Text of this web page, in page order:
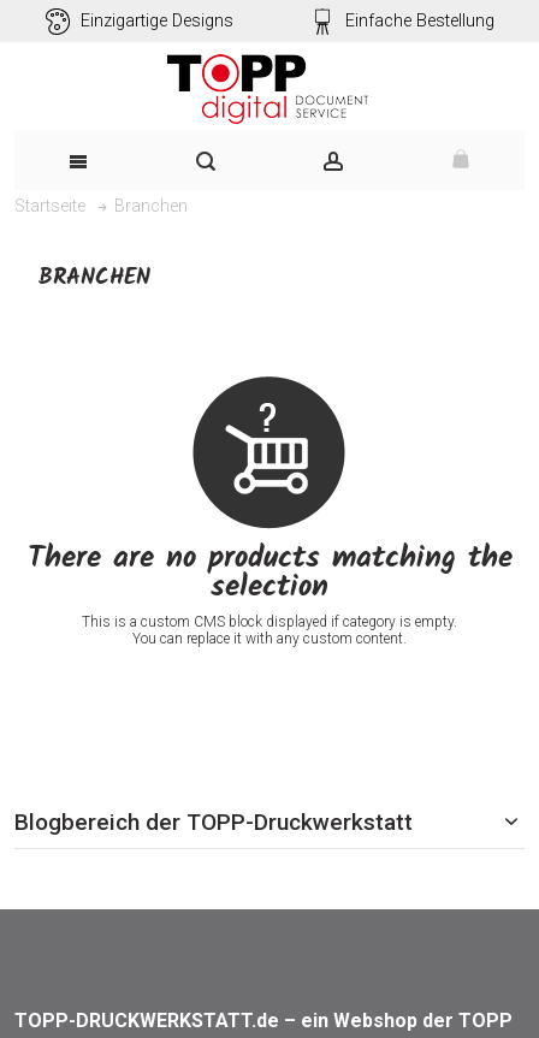
Einzigartige Designs Einfache Bestellung
Startseite Branchen
BRANCHEN
There are no products matching the
selection
This is a custom CMS block displayed if category is empty.
You can replace it with any custom content.
Blogbereich der TOPP-Druckwerkstatt
TOPP-DRUCKWERKSTATT.de – ein Webshop der TOPP